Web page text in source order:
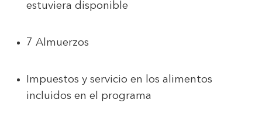
estuviera disponible
7 Almuerzos
Impuestos y servicio en los alimentos
incluidos en el programa